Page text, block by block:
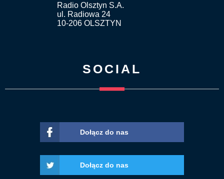
Radio Olsztyn S.A.
ul. Radiowa 24
10-206 OLSZTYN
SOCIAL
Dołącz do nas
Dołącz do nas